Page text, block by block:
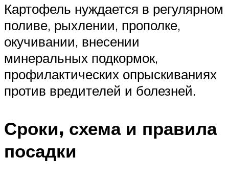
Картофель нуждается в регулярном
поливе, рыхлении, прополке,
окучивании, внесении
минеральных подкормок,
профилактических опрыскиваниях
против вредителей и болезней.
Сроки, схема и правила
посадки